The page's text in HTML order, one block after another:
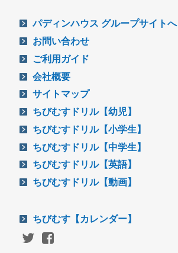
パディンハウス グループサイトへ
お問い合わせ
ご利用ガイド
会社概要
サイトマップ
ちびむすドリル【幼児】
ちびむすドリル【小学生】
ちびむすドリル【中学生】
ちびむすドリル【英語】
ちびむすドリル【動画】
ちびむす【カレンダー】